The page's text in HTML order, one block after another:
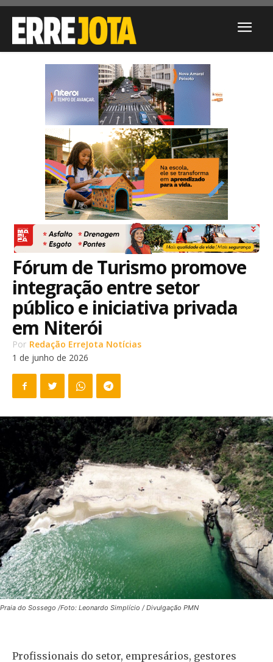
Fórum de Turismo promove
integração entre setor
público e iniciativa privada
em Niterói
Por Redação ErreJota Notícias
1 de junho de 2026
Praia do Sossego /Foto: Leonardo Simplício / Divulgação PMN
Profissionais do setor, empresários, gestores